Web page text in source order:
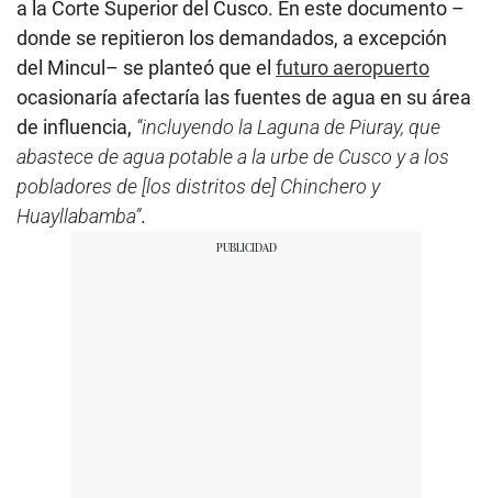
a la Corte Superior del Cusco. En este documento –
donde se repitieron los demandados, a excepción
del Mincul– se planteó que el futuro aeropuerto
ocasionaría afectaría las fuentes de agua en su área
de influencia, “incluyendo la Laguna de Piuray, que
abastece de agua potable a la urbe de Cusco y a los
pobladores de [los distritos de] Chinchero y
Huayllabamba”.